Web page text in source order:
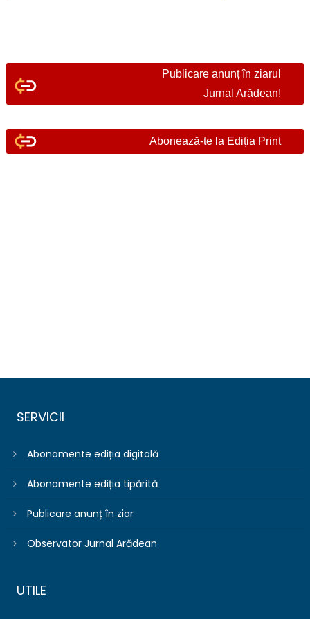
Publicare anunț în ziarul
Jurnal Arădean!
Abonează-te la Ediția Print
SERVICII
Abonamente ediția digitală
Abonamente ediția tipărită
Publicare anunț în ziar
Observator Jurnal Arădean
UTILE